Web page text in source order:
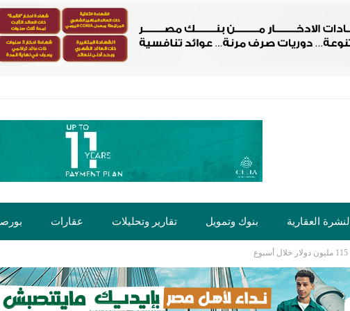
النشرة العقارية بنوك وتمويل تقارير وتحليلات عقارات